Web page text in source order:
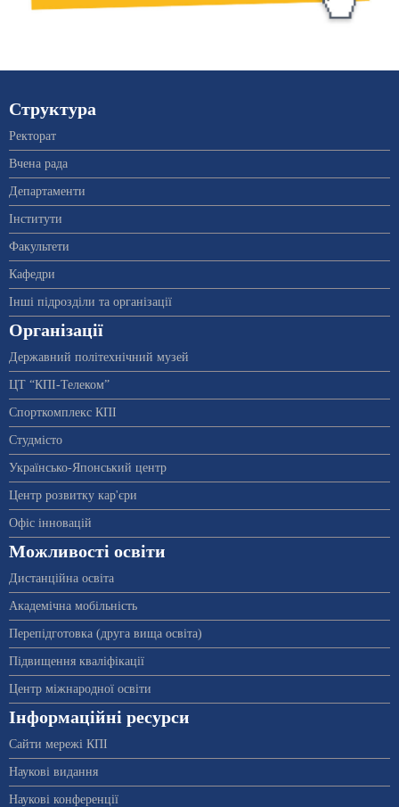
Структура
Ректорат
Вчена рада
Департаменти
Інститути
Факультети
Кафедри
Інші підрозділи та організації
Організації
Державний політехнічний музей
ЦТ “КПІ-Телеком”
Спорткомплекс КПІ
Студмісто
Українсько-Японський центр
Центр розвитку кар'єри
Офіс інновацій
Можливості освіти
Дистанційна освіта
Академічна мобільність
Перепідготовка (друга вища освіта)
Підвищення кваліфікації
Центр міжнародної освіти
Інформаційні ресурси
Сайти мережі КПІ
Наукові видання
Наукові конференції